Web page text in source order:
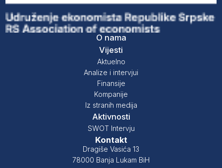
O nama
Vijesti
Aktuelno
Analize i intervjui
Finansije
Kompanije
Iz stranih medija
Aktivnosti
SWOT Intervju
Kontakt
Dragiše Vasića 13
78000 Banja Lukam BiH